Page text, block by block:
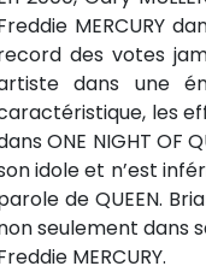
MERCURY
des votes
dans une
les
ONE NIGHT OF
idole et n’est
de QUEEN.
seulement dans
MERCURY.